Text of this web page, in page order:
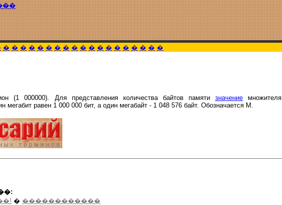
� � � � � � � � � � � � � � � � � � �
(1 000000). Для представления количества байтов памяти значениемножителя
мегабит равен 1 000 000 бит, а один мегабайт - 1 048 576 байт. Обозначается М.
� ������������